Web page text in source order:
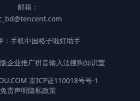
邮箱：
手机中国格子啦好助手
企业推广拼音输入法搜狗知识室
京ICP证110018号号-1
免责声明隐私政策